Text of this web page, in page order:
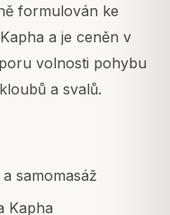
formulován ke
a je ceněn v
volnosti pohybu
a svalů.
samomasáž
Kapha